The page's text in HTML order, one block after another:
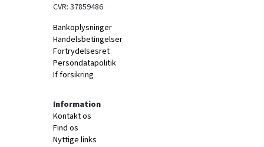
CVR: 37859486
Bankoplysninger
Handelsbetingelser
Fortrydelsesret
Persondatapolitik
If forsikring
Information
Kontakt os
Find os
Nyttige links